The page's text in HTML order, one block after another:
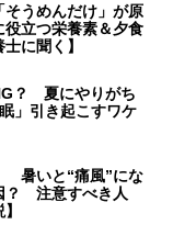
うめんだけ」が原
立つ栄養素＆夕食
に聞く】
？ 夏にやりがち
」引き起こすワケ
暑いと“痛風”にな
？ 注意すべき人